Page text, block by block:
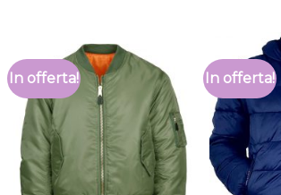
In offerta! In offerta!